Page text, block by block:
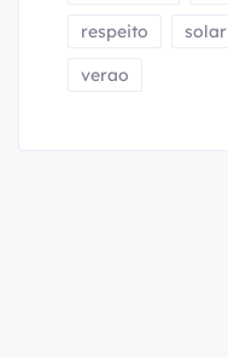
respeito
solar
verao